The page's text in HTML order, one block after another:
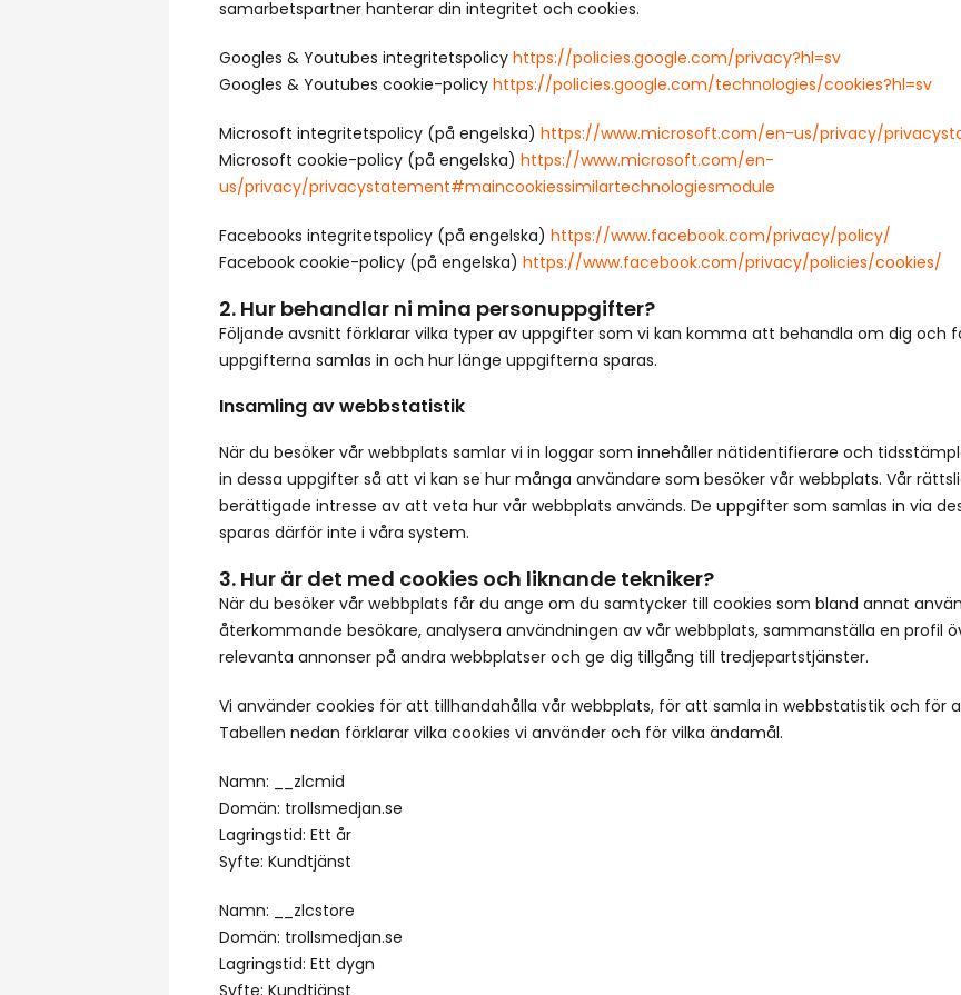
samarbetspartner hanterar din integritet och cookies.
Googles & Youtubes integritetspolicy https://policies.google.com/privacy?hl=sv
Googles & Youtubes cookie-policy https://policies.google.com/technologies/cookies?hl=sv
Microsoft integritetspolicy (på engelska) https://www.microsoft.com/en-us/privacy/
Microsoft cookie-policy (på engelska) https://www.microsoft.com/en-
us/privacy/privacystatement#maincookiessimilartechnologiesmodule
Facebooks integritetspolicy (på engelska) https://www.facebook.com/privacy/policy/
Facebook cookie-policy (på engelska) https://www.facebook.com/privacy/policies/cookies/
2. Hur behandlar ni mina personuppgifter?
Följande avsnitt förklarar vilka typer av uppgifter som vi kan komma att behandla om dig och
uppgifterna samlas in och hur länge uppgifterna sparas.
Insamling av webbstatistik
När du besöker vår webbplats samlar vi in loggar som innehåller nätidentifierare och
in dessa uppgifter så att vi kan se hur många användare som besöker vår webbplats. Vår
berättigade intresse av att veta hur vår webbplats används. De uppgifter som samlas in via
sparas därför inte i våra system.
3. Hur är det med cookies och liknande tekniker?
När du besöker vår webbplats får du ange om du samtycker till cookies som bland annat
återkommande besökare, analysera användningen av vår webbplats, sammanställa en profil
relevanta annonser på andra webbplatser och ge dig tillgång till tredjepartstjänster.
Vi använder cookies för att tillhandahålla vår webbplats, för att samla in webbstatistik och för
Tabellen nedan förklarar vilka cookies vi använder och för vilka ändamål.
Namn: __zlcmid
Domän: trollsmedjan.se
Lagringstid: Ett år
Syfte: Kundtjänst
Namn: __zlcstore
Domän: trollsmedjan.se
Lagringstid: Ett dygn
Syfte: Kundtjänst